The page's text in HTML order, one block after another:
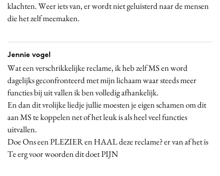
klachten. Weer iets van, er wordt niet geluisterd naar de mensen
die het zelf meemaken.
Jennie vogel
Wat een verschrikkelijke reclame, ik heb zelf MS en word
dagelijks geconfronteerd met mijn lichaam waar steeds meer
functies bij uit vallen ik ben volledig afhankelijk.
En dan dit vrolijke liedje jullie moesten je eigen schamen om dit
aan MS te koppelen net of het leuk is als heel veel functies
uitvallen.
Doe Ons een PLEZIER en HAAL deze reclame? er van af het is
Te erg voor woorden dit doet PIJN